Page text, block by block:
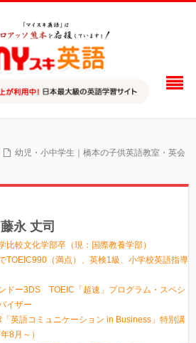
幼児・小中学生｜橋本の子供英語教室・英会
永 丈司
比較文化学部卒（現：国際教養学部）
TOEIC990（満点）、英検1級、小学校英語指導
ドー3DS TOEIC「超速」プログラム・スペシ
イザー
英語コミュニケーション in Business」特別講
8月～）